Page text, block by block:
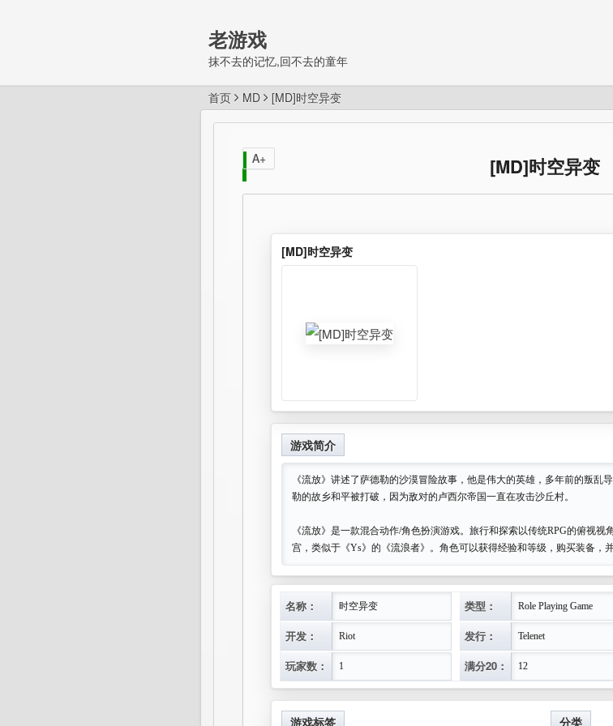
老游戏
抹不去的记忆,回不去的童年
首页 MD [MD]时空异变
[MD]时空异变
[MD]时空异变
游戏简介
《流放》讲述了萨德勒的沙漠冒险故事，他是伟大的英雄，多年前的叛乱
勒的故乡和平被打破，因为敌对的卢西尔帝国一直在攻击沙丘村。
《流放》是一款混合动作/角色扮演游戏。旅行和探索以传统RPG的俯视
宫，类似于《Ys》的《流浪者》。角色可以获得经验和等级，购买装备，并
名称： 时空异变 类型： Role Playing Game
开发： Riot 发行： Telenet
玩家数： 1 满分20： 12
游戏标签 分类
A+